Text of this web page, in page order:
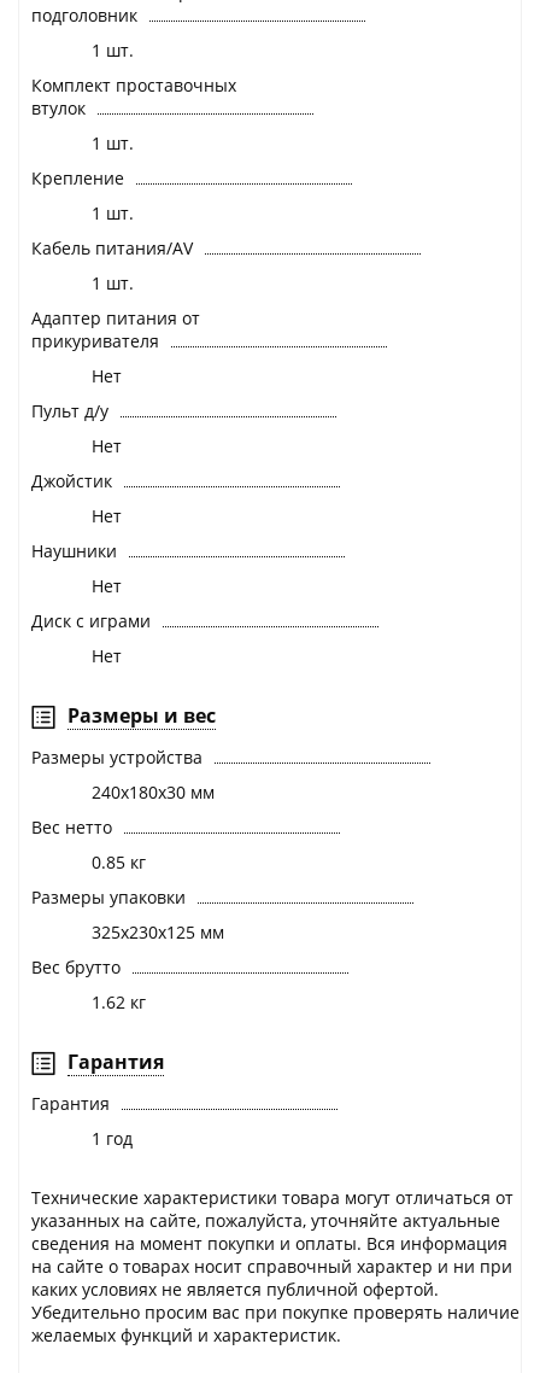
подголовник
1 шт.
Комплект проставочных
втулок
1 шт.
Крепление
1 шт.
Кабель питания/AV
1 шт.
Адаптер питания от
прикуривателя
Нет
Пульт д/у
Нет
Джойстик
Нет
Наушники
Нет
Диск с играми
Нет
Размеры и вес
Размеры устройства
240х180х30 мм
Вес нетто
0.85 кг
Размеры упаковки
325х230х125 мм
Вес брутто
1.62 кг
Гарантия
Гарантия
1 год
Технические характеристики товара могут отличаться от
указанных на сайте, пожалуйста, уточняйте актуальные
сведения на момент покупки и оплаты. Вся информация
на сайте о товарах носит справочный характер и ни при
каких условиях не является публичной офертой.
Убедительно просим вас при покупке проверять наличие
желаемых функций и характеристик.